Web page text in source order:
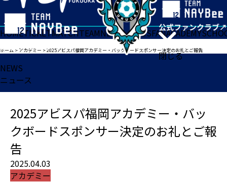
閉じる
HOMETICKETMATCHTEAMNEWSGOODSFANACADEMY
ホーム > アカデミー >2025アビスパ福岡アカデミー・バックボードスポンサー決定のお礼とご報告
NEWS
ニュース
2025アビスパ福岡アカデミー・バッ
クボードスポンサー決定のお礼とご報
告
2025.04.03
アカデミー